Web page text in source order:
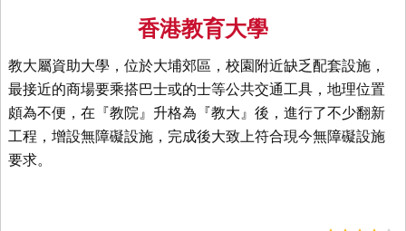
香港教育大學
教大屬資助大學，位於大埔郊區，校園附近缺乏配套設施，
最接近的商場要乘搭巴士或的士等公共交通工具，地理位置
頗為不便，在『教院』升格為『教大』後，進行了不少翻新
工程，增設無障礙設施，完成後大致上符合現今無障礙設施
要求。